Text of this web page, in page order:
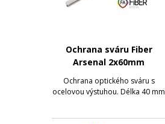
Ochrana sváru Fiber
Arsenal 2x60mm
Ochrana optického sváru s
ocelovou výstuhou. Délka 40 mm